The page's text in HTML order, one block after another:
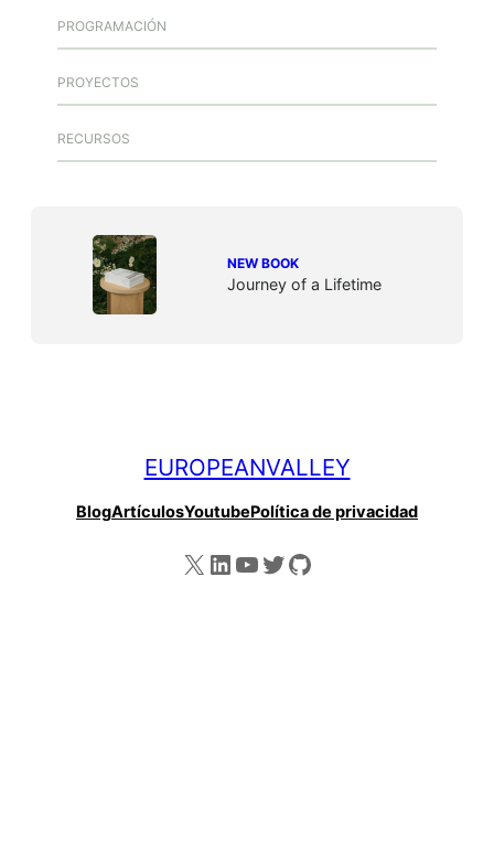
PROGRAMACIÓN
PROYECTOS
RECURSOS
NEW BOOK
Journey of a Lifetime
EUROPEANVALLEY
BlogArtículosYoutubePolítica de privacidad
X LinkedIn YouTube Twitter GitHub